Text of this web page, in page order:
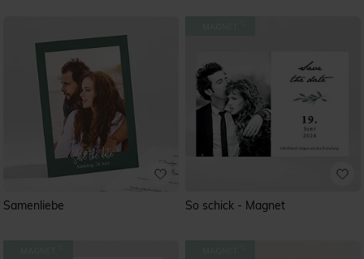
Samenliebe So schick - Magnet